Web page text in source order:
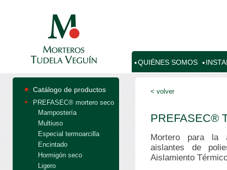
QUIÉNES SOMOS
Catálogo de productos
PREFASEC® mortero seco
Mampostería
Multiuso
Especial termoarcilla
Encintado
Hormigón seco
Ligero
< volver
PREFASEC®
Mortero para la
aislantes de
Aislamiento